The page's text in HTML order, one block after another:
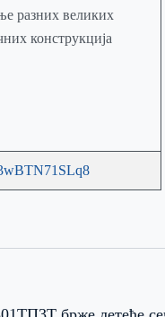
разних великих
конструкција